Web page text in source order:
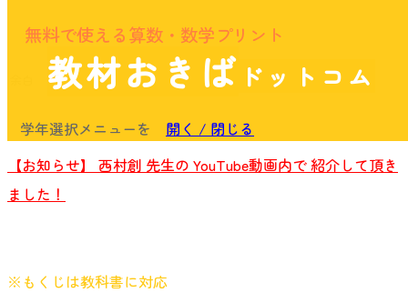
無料で使える算数・数学プリント
教材おきば ドットコム
学年選択メニューを 開く / 閉じる
【お知らせ】 西村創 先生の YouTube動画内で 紹介して頂き
ました！
※もくじは教科書に対応